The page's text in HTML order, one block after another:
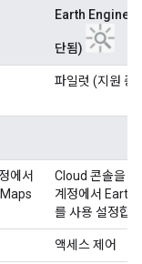
Earth Engine
단됨)
파일럿 (지원 중
에서
Cloud 콘솔을
계정에서 Earth
를 사용 설정합
액세스 제어